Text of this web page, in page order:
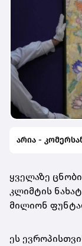
არია -
ყველაზე
კლიმტის
მილიონ
ეს